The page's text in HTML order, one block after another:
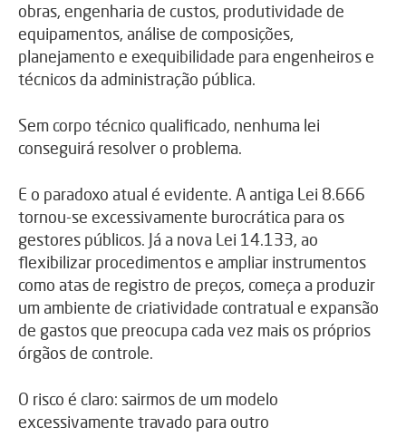
obras, engenharia de custos, produtividade de
equipamentos, análise de composições,
planejamento e exequibilidade para engenheiros e
técnicos da administração pública.
Sem corpo técnico qualificado, nenhuma lei
conseguirá resolver o problema.
E o paradoxo atual é evidente. A antiga Lei 8.666
tornou-se excessivamente burocrática para os
gestores públicos. Já a nova Lei 14.133, ao
flexibilizar procedimentos e ampliar instrumentos
como atas de registro de preços, começa a produzir
um ambiente de criatividade contratual e expansão
de gastos que preocupa cada vez mais os próprios
órgãos de controle.
O risco é claro: sairmos de um modelo
excessivamente travado para outro